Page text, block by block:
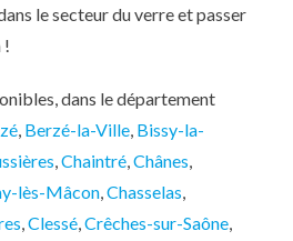
le secteur du verre et passer
!
dans le département
, Berzé-la-Ville, Bissy-la-
Chaintré, Chânes
lès-Mâcon, Chasselas
Clessé, Crêches-sur-Saône,